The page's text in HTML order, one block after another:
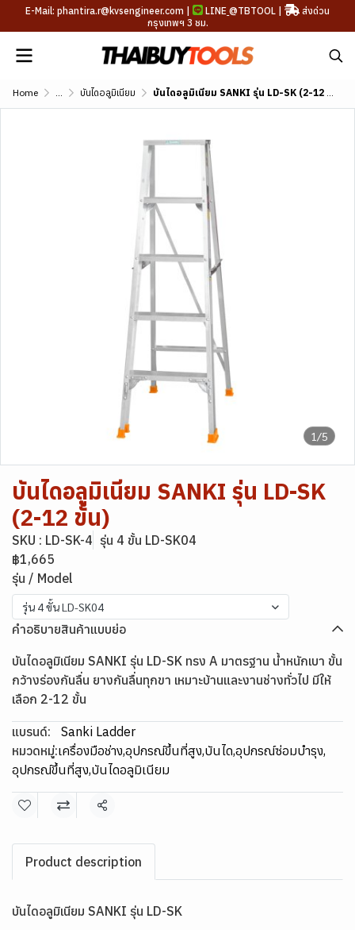
E-Mail: phantira.r@kvsengineer.com | LINE @TBTOOL |
ส่งด่วน
กรุงเทพฯ 3 ชม.
Home ... บันไดอลูมิเนียม บันไดอลูมิเนียม SANKI รุ่น LD-SK (2-12 ขั้น)
1/5
บันไดอลูมิเนียม SANKI รุ่น LD-SK
(2-12 ขั้น)
SKU : LD-SK-4 รุ่น 4 ขั้น LD-SK04
฿1,665
รุ่น / Model
รุ่น 4 ขั้น LD-SK04
คำอธิบายสินค้าแบบย่อ
บันไดอลูมิเนียม SANKI รุ่น LD-SK ทรง A มาตรฐาน น้ำหนักเบา ขั้น
กว้างร่องกันลื่น ยางกันลื่นทุกขา เหมาะบ้านและงานช่างทั่วไป มีให้
เลือก 2-12 ขั้น
แบรนด์:
Sanki Ladder
หมวดหมู่:เครื่องมือช่าง,อุปกรณ์ขึ้นที่สูง,บันได,อุปกรณ์ซ่อมบำรุง,
อุปกรณ์ขึ้นที่สูง,บันไดอลูมิเนียม
แชร์
Product description
บันไดอลูมิเนียม SANKI รุ่น LD-SK